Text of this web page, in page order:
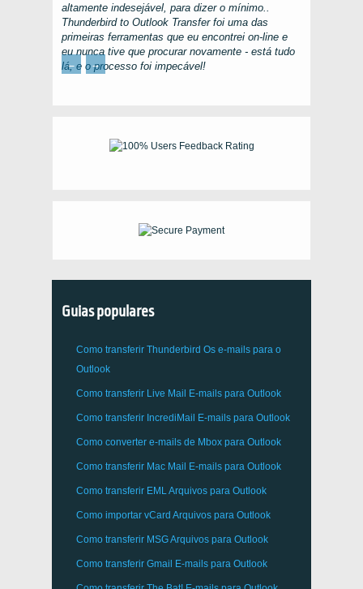
altamente indesejável, para dizer o mínimo..
Thunderbird to Outlook Transferfoi uma das
primeiras ferramentas que eu encontrei on-line e
eu nunca tive que procurar novamente - está tudo
lá, e o processo foi impecável!
← →
Guias populares
Como transferir Thunderbird Os e-mails para o
Outlook
Como transferir Live Mail E-mails para Outlook
Como transferir IncrediMail E-mails para Outlook
Como converter e-mails de Mbox para Outlook
Como transferir Mac Mail E-mails para Outlook
Como transferir EMLArquivos para Outlook
Como importar vCard Arquivos para Outlook
Como transferir MSGArquivos para Outlook
Como transferir Gmail E-mails para Outlook